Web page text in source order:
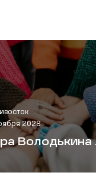
2028
Володькина